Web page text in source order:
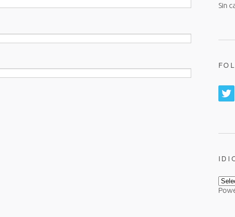
Sin